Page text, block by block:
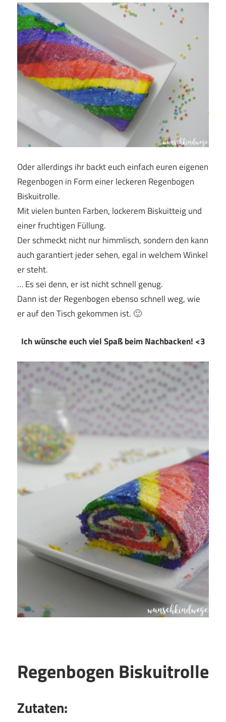
Oder allerdings ihr backt euch einfach euren eigenen
Regenbogen in Form einer leckeren Regenbogen
Biskuitrolle.
Mit vielen bunten Farben, lockerem Biskuitteig und
einer fruchtigen Füllung.
Der schmeckt nicht nur himmlisch, sondern den kann
auch garantiert jeder sehen, egal in welchem Winkel
er steht.
… Es sei denn, er ist nicht schnell genug.
Dann ist der Regenbogen ebenso schnell weg, wie
er auf den Tisch gekommen ist. 🙂
Ich wünsche euch viel Spaß beim Nachbacken! <3
Regenbogen Biskuitrolle
Zutaten: